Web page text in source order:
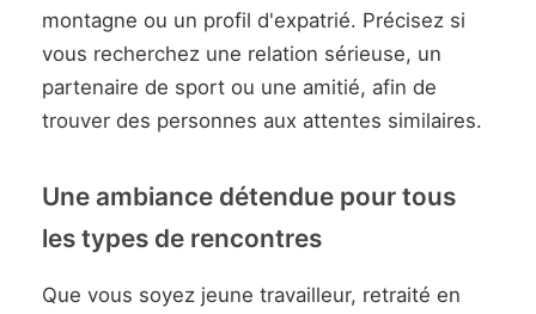
montagne ou un profil d'expatrié. Précisez si
vous recherchez une relation sérieuse, un
partenaire de sport ou une amitié, afin de
trouver des personnes aux attentes similaires.
Une ambiance détendue pour tous
les types de rencontres
Que vous soyez jeune travailleur, retraité en